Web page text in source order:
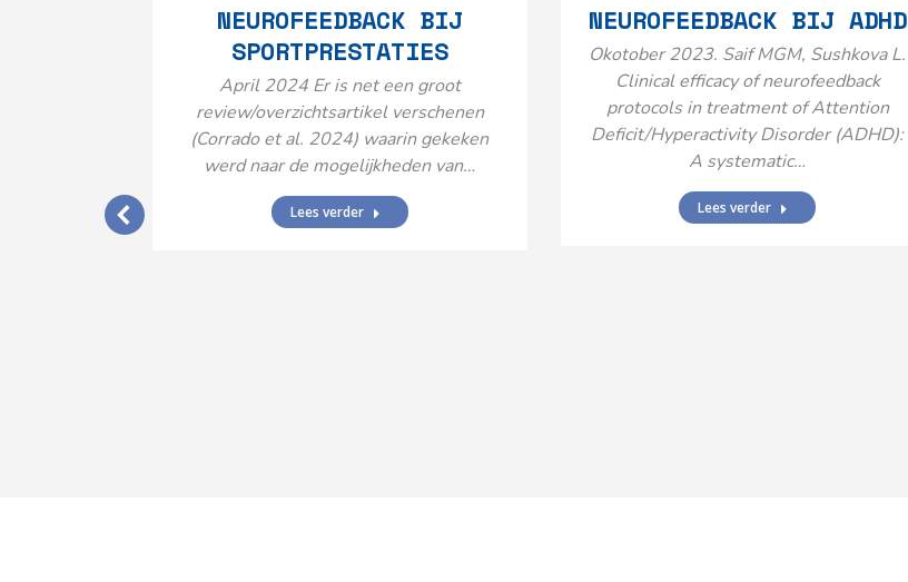
NEUROFEEDBACK BIJ
SPORTPRESTATIES
April 2024 Er is net een groot
review/overzichtsartikel verschenen
(Corrado et al. 2024) waarin gekeken
werd naar de mogelijkheden van…
Lees verder
NEUROFEEDBACK BIJ ADHD
Okotober 2023. Saif MGM, Sushkova L.
Clinical efficacy of neurofeedback
protocols in treatment of Attention
Deficit/Hyperactivity Disorder (ADHD):
A systematic…
Lees verder